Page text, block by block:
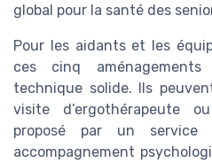
global pour la santé des
Pour les aidants et les
ces cinq
technique solide. Ils
visite d’ergothérapeute
proposé par un
accompagnement